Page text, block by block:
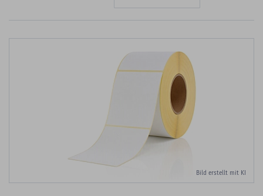
Bild erstellt mit KI